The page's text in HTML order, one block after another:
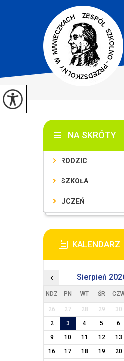
NA SKRÓTY
RODZIC
SZKOŁA
UCZEŃ
KALENDARZ
‹ Sierpień
NDZ PN WT ŚR
26 27 28 29 30
2
3 4 5 6
9
10 11 12 13
16
17 18 19 20